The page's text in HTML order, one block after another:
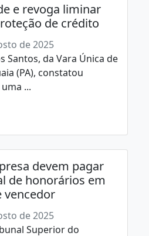
e revoga liminar
de crédito
de 2025
Santos, da Vara Única de
(PA), constatou
...
devem pagar
de honorários em
vencedor
de 2025
Superior do